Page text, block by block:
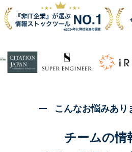
こんなお悩みあり
チームの情